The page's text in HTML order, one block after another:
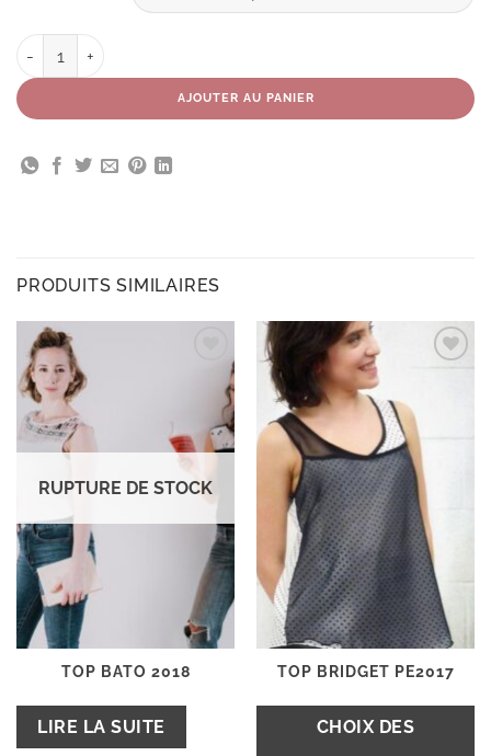
AJOUTER AU PANIER
PRODUITS SIMILAIRES
RUPTURE DE STOCK
TOP BATO 2018
LIRE LA SUITE
Ajouter
TOP BRIDGET PE2017
CHOIX DES